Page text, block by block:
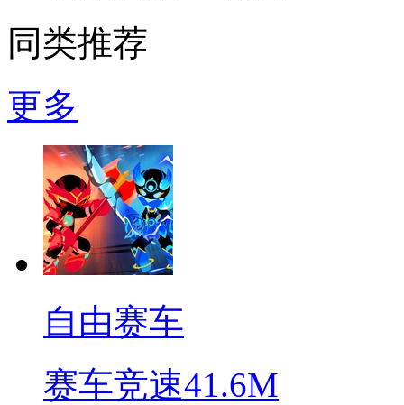
同类推荐
更多
自由赛车
赛车竞速41.6M